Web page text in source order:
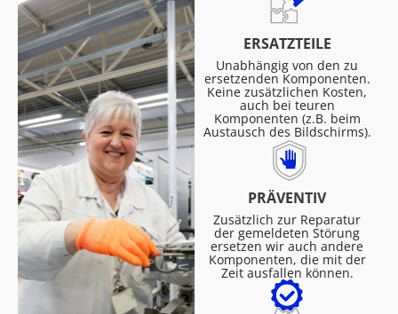
ERSATZTEILE
Unabhängig von den zu
ersetzenden Komponenten.
Keine zusätzlichen Kosten,
auch bei teuren
Komponenten (z.B. beim
Austausch des Bildschirms).
PRÄVENTIV
Zusätzlich zur Reparatur
der gemeldeten Störung
ersetzen wir auch andere
Komponenten, die mit der
Zeit ausfallen können.